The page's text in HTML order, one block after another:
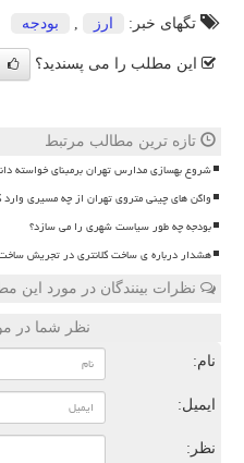
تگهای خبر:
ارز بودجه
این مطلب را می پسندید؟
تازه ترین مطالب مرتبط
شروع بهسازی مدارس تهران برمبنای خواسته
واگن های چینی متروی تهران از چه مسیری
بودجه چه طور سیاست شهری را می سازد؟
هشدار درباره ی ساخت کلانتری در تجریش
نظرات بینندگان در مورد این
نظر شما در
نام:
ایمیل:
نظر: